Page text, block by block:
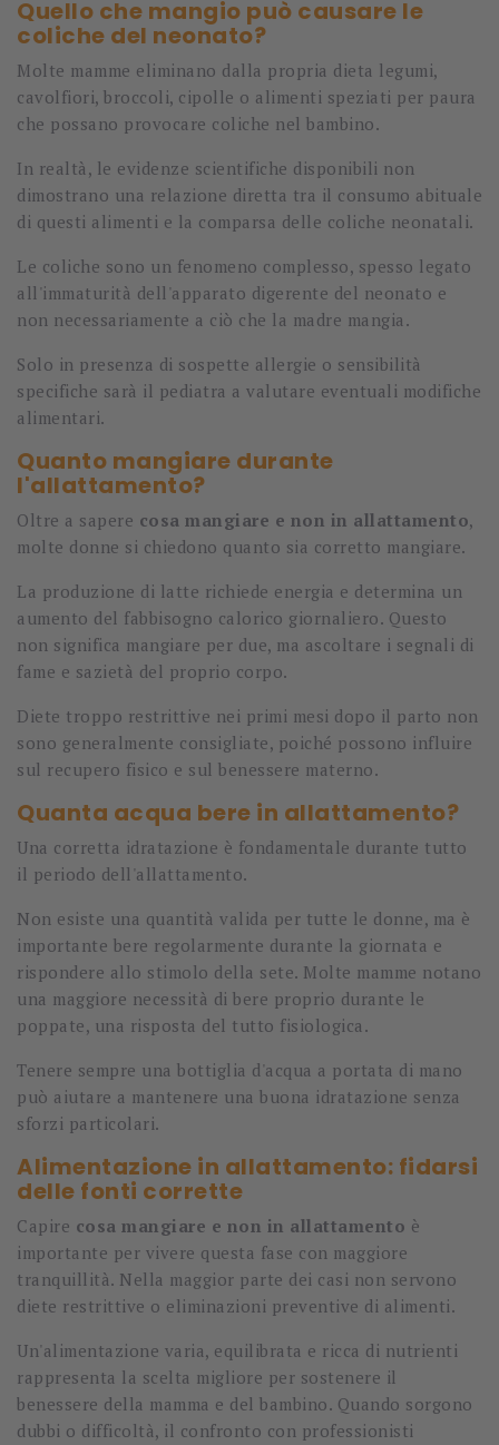
Quello che mangio può causare le
coliche del neonato?
Molte mamme eliminano dalla propria dieta legumi,
cavolfiori, broccoli, cipolle o alimenti speziati per paura
che possano provocare coliche nel bambino.
In realtà, le evidenze scientifiche disponibili non
dimostrano una relazione diretta tra il consumo abituale
di questi alimenti e la comparsa delle coliche neonatali.
Le coliche sono un fenomeno complesso, spesso legato
all'immaturità dell'apparato digerente del neonato e
non necessariamente a ciò che la madre mangia.
Solo in presenza di sospette allergie o sensibilità
specifiche sarà il pediatra a valutare eventuali modifiche
alimentari.
Quanto mangiare durante
l'allattamento?
Oltre a sapere cosa mangiare e non in allattamento,
molte donne si chiedono quanto sia corretto mangiare.
La produzione di latte richiede energia e determina un
aumento del fabbisogno calorico giornaliero. Questo
non significa mangiare per due, ma ascoltare i segnali di
fame e sazietà del proprio corpo.
Diete troppo restrittive nei primi mesi dopo il parto non
sono generalmente consigliate, poiché possono influire
sul recupero fisico e sul benessere materno.
Quanta acqua bere in allattamento?
Una corretta idratazione è fondamentale durante tutto
il periodo dell'allattamento.
Non esiste una quantità valida per tutte le donne, ma è
importante bere regolarmente durante la giornata e
rispondere allo stimolo della sete. Molte mamme notano
una maggiore necessità di bere proprio durante le
poppate, una risposta del tutto fisiologica.
Tenere sempre una bottiglia d'acqua a portata di mano
può aiutare a mantenere una buona idratazione senza
sforzi particolari.
Alimentazione in allattamento: fidarsi
delle fonti corrette
Capire cosa mangiare e non in allattamento è
importante per vivere questa fase con maggiore
tranquillità. Nella maggior parte dei casi non servono
diete restrittive o eliminazioni preventive di alimenti.
Un'alimentazione varia, equilibrata e ricca di nutrienti
rappresenta la scelta migliore per sostenere il
benessere della mamma e del bambino. Quando sorgono
dubbi o difficoltà, il confronto con professionisti